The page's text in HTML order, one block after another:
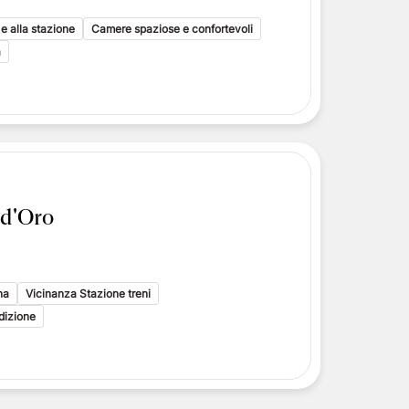
Isole Eolie
Isole Eolie
e alla stazione
Camere spaziose e confortevoli
Vicinanza Stazione treni